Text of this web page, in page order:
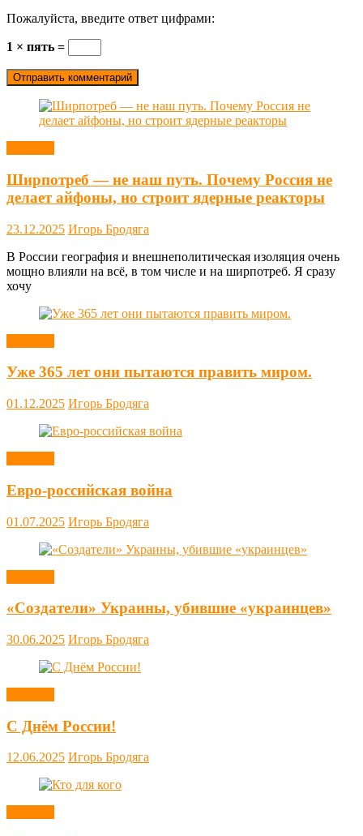
Пожалуйста, введите ответ цифрами:
1 × пять =
Ширпотреб — не наш путь. Почему Россия не
делает айфоны, но строит ядерные реакторы
23.12.2025 Игорь Бродяга
В России география и внешнеполитическая изоляция очень
мощно влияли на всё, в том числе и на ширпотреб. Я сразу
хочу
Уже 365 лет они пытаются править миром.
01.12.2025 Игорь Бродяга
Евро-российская война
01.07.2025 Игорь Бродяга
«Создатели» Украины, убившие «украинцев»
30.06.2025 Игорь Бродяга
С Днём России!
12.06.2025 Игорь Бродяга